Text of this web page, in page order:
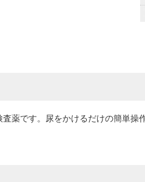
薬です。尿をかけるだけの簡単